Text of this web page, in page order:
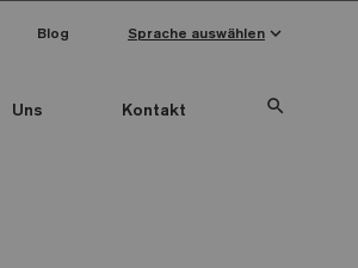
Uns Kontakt search
Blog Sprache auswählen keyboard_arrow_down